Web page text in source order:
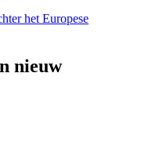
het Europese
nieuw